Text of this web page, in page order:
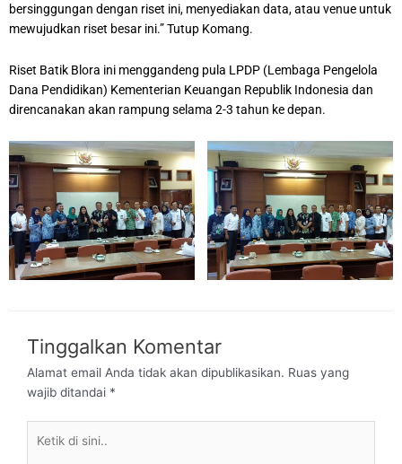
bersinggungan dengan riset ini, menyediakan data, atau venue untuk
mewujudkan riset besar ini.” Tutup Komang.
Riset Batik Blora ini menggandeng pula LPDP (Lembaga Pengelola
Dana Pendidikan) Kementerian Keuangan Republik Indonesia dan
direncanakan akan rampung selama 2-3 tahun ke depan.
Tinggalkan Komentar
Alamat email Anda tidak akan dipublikasikan. Ruas yang
wajib ditandai *